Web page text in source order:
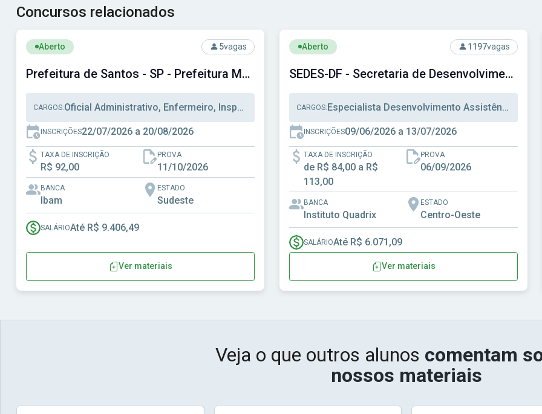
Concursos relacionados
Ver concurso: Prefeitura de Santos - SP - Prefeitura Municipal de Santos - SP
Aberto 5vagas
Prefeitura de Santos - SP - Prefeitura Municipal de Santos - SP
CARGOS: Oficial Administrativo, Enfermeiro, Inspetor Alunos
INSCRIÇÕES22/07/2026 a 20/08/2026
TAXA DE INSCRIÇÃO
R$ 92,00
PROVA
11/10/2026
BANCA
Ibam
ESTADO
Sudeste
SALÁRIOAté R$ 9.406,49
Ver materiais
Ver concurso: SEDES-DF - Secretaria de Desenvolvimento
Aberto 1197vagas
SEDES-DF - Secretaria de Desenvolvimento Social do Distrito Federal
CARGOS: Especialista Desenvolvimento Assistência Social, Técnico Desenvolvimento Assistência Social, Técnico Administrativo
INSCRIÇÕES09/06/2026 a 13/07/2026
TAXA DE INSCRIÇÃO
de R$ 84,00 a R$
113,00
PROVA
06/09/2026
BANCA
Instituto Quadrix
ESTADO
Centro-Oeste
SALÁRIOAté R$ 6.071,09
Ver materiais
Veja o que outros alunos comentam
nossos materiais